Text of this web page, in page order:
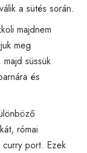
a sütés során.
majdnem
meg
majd süssük
és
római
curry port. Ezek